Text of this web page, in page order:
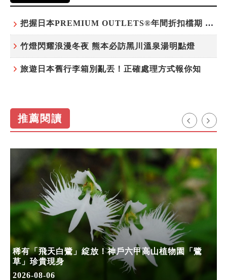
把握日本PREMIUM OUTLETS®年間折扣檔期 越買越划算
竹燈閃耀浪漫冬夜 熊本必訪黑川溫泉湯明點燈
旅遊日本舊行李箱別亂丟！正確處理方式報你知
推薦閱讀
稀有「飛天白鷺」綻放！神戶六甲高山植物園「鷺
草」珍貴現身
2026-08-06